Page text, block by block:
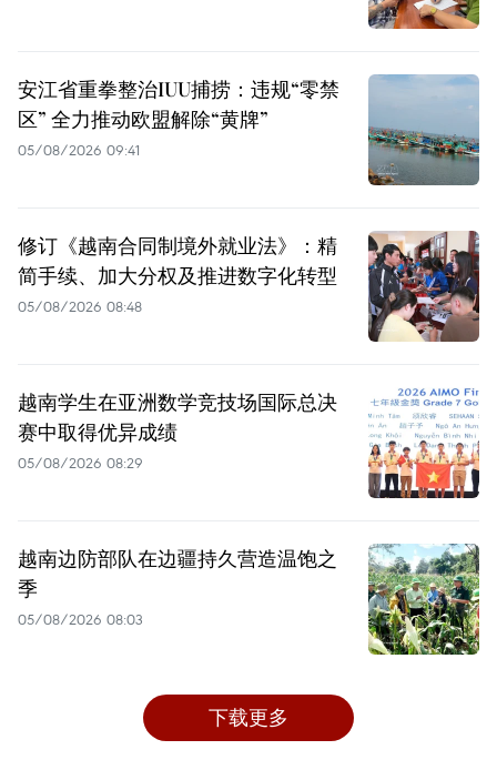
安江省重拳整治IUU捕捞：违规“零禁
区” 全力推动欧盟解除“黄牌”
05/08/2026 09:41
修订《越南合同制境外就业法》：精
简手续、加大分权及推进数字化转型
05/08/2026 08:48
越南学生在亚洲数学竞技场国际总决
赛中取得优异成绩
05/08/2026 08:29
越南边防部队在边疆持久营造温饱之
季
05/08/2026 08:03
下载更多